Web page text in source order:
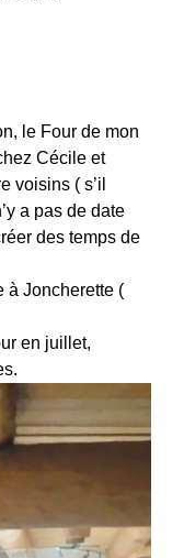
le Four de mon
Cécile et
voisins ( s’il
a pas de date
des temps de
à Joncherette (
en juillet,